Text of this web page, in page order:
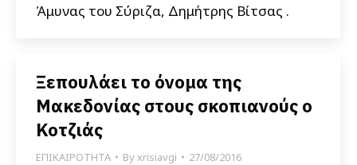
Άμυνας του Σύριζα, Δημήτρης Βίτσας .
Ξεπουλάει το όνομα της
Μακεδονίας στους σκοπιανούς ο
Κοτζιάς
ΕΠΙΚΑΙΡΟΤΗΤΑ Byxrisiavgi 27/08/2016